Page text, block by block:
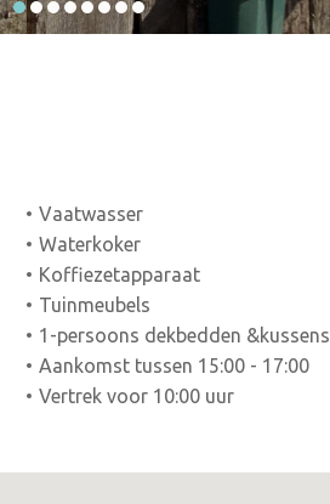
Vaatwasser
Waterkoker
Koffiezetapparaat
Tuinmeubels
1-persoons dekbedden &kussens
Aankomst tussen 15:00 - 17:00
Vertrek voor 10:00 uur